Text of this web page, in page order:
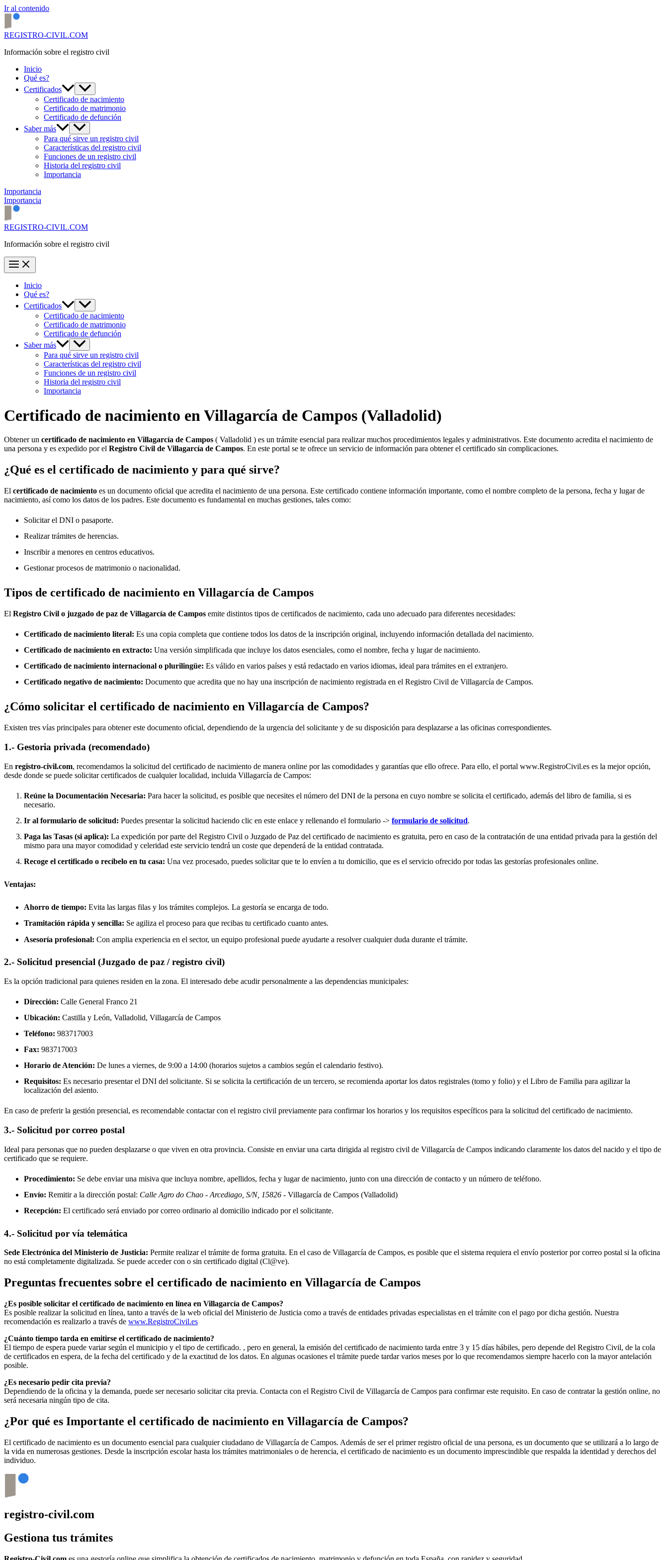
Ir al contenido
REGISTRO-CIVIL.COM
Información sobre el registro civil
Inicio
Qué es?
Certificados
Certificado de nacimiento
Certificado de matrimonio
Certificado de defunción
Saber más
Para qué sirve un registro civil
Características del registro civil
Funciones de un registro civil
Historia del registro civil
Importancia
Importancia
Importancia
REGISTRO-CIVIL.COM
Información sobre el registro civil
Inicio
Qué es?
Certificados
Certificado de nacimiento
Certificado de matrimonio
Certificado de defunción
Saber más
Para qué sirve un registro civil
Características del registro civil
Funciones de un registro civil
Historia del registro civil
Importancia
Certificado de nacimiento en Villagarcía de Campos (Valladolid)
Obtener un certificado de nacimiento en Villagarcía de Campos ( Valladolid ) es un trámite esencial para realizar muchos procedimientos legales y administrativos. Este documento acredita el nacimiento de
una persona y es expedido por el Registro Civil de Villagarcía de Campos. En este portal se te ofrece un servicio de información para obtener el certificado sin complicaciones.
¿Qué es el certificado de nacimiento y para qué sirve?
El certificado de nacimiento es un documento oficial que acredita el nacimiento de una persona. Este certificado contiene información importante, como el nombre completo de la persona, fecha y lugar de
nacimiento, así como los datos de los padres. Este documento es fundamental en muchas gestiones, tales como:
Solicitar el DNI o pasaporte.
Realizar trámites de herencias.
Inscribir a menores en centros educativos.
Gestionar procesos de matrimonio o nacionalidad.
Tipos de certificado de nacimiento en Villagarcía de Campos
El Registro Civil o juzgado de paz de Villagarcía de Campos emite distintos tipos de certificados de nacimiento, cada uno adecuado para diferentes necesidades:
Certificado de nacimiento literal: Es una copia completa que contiene todos los datos de la inscripción original, incluyendo información detallada del nacimiento.
Certificado de nacimiento en extracto: Una versión simplificada que incluye los datos esenciales, como el nombre, fecha y lugar de nacimiento.
Certificado de nacimiento internacional o plurilingüe: Es válido en varios países y está redactado en varios idiomas, ideal para trámites en el extranjero.
Certificado negativo de nacimiento: Documento que acredita que no hay una inscripción de nacimiento registrada en el Registro Civil de Villagarcía de Campos.
¿Cómo solicitar el certificado de nacimiento en Villagarcía de Campos?
Existen tres vías principales para obtener este documento oficial, dependiendo de la urgencia del solicitante y de su disposición para desplazarse a las oficinas correspondientes.
1.- Gestoria privada (recomendado)
En registro-civil.com, recomendamos la solicitud del certificado de nacimiento de manera online por las comodidades y garantías que ello ofrece. Para ello, el portal www.RegistroCivil.es es la mejor opción,
desde donde se puede solicitar certificados de cualquier localidad, incluida Villagarcía de Campos:
Reúne la Documentación Necesaria: Para hacer la solicitud, es posible que necesites el número del DNI de la persona en cuyo nombre se solicita el certificado, además del libro de familia, si es
necesario.
Ir al formulario de solicitud: Puedes presentar la solicitud haciendo clic en este enlace y rellenando el formulario -> formulario de solicitud.
Paga las Tasas (si aplica): La expedición por parte del Registro Civil o Juzgado de Paz del certificado de nacimiento es gratuita, pero en caso de la contratación de una entidad privada para la gestión del
mismo para una mayor comodidad y celeridad este servicio tendrá un coste que dependerá de la entidad contratada.
Recoge el certificado o recíbelo en tu casa: Una vez procesado, puedes solicitar que te lo envíen a tu domicilio, que es el servicio ofrecido por todas las gestorías profesionales online.
Ventajas:
Ahorro de tiempo: Evita las largas filas y los trámites complejos. La gestoría se encarga de todo.
Tramitación rápida y sencilla: Se agiliza el proceso para que recibas tu certificado cuanto antes.
Asesoría profesional: Con amplia experiencia en el sector, un equipo profesional puede ayudarte a resolver cualquier duda durante el trámite.
2.- Solicitud presencial (Juzgado de paz / registro civil)
Es la opción tradicional para quienes residen en la zona. El interesado debe acudir personalmente a las dependencias municipales:
Dirección: Calle General Franco 21
Ubicación: Castilla y León, Valladolid, Villagarcía de Campos
Teléfono: 983717003
Fax: 983717003
Horario de Atención: De lunes a viernes, de 9:00 a 14:00 (horarios sujetos a cambios según el calendario festivo).
Requisitos: Es necesario presentar el DNI del solicitante. Si se solicita la certificación de un tercero, se recomienda aportar los datos registrales (tomo y folio) y el Libro de Familia para agilizar la
localización del asiento.
En caso de preferir la gestión presencial, es recomendable contactar con el registro civil previamente para confirmar los horarios y los requisitos específicos para la solicitud del certificado de nacimiento.
3.- Solicitud por correo postal
Ideal para personas que no pueden desplazarse o que viven en otra provincia. Consiste en enviar una carta dirigida al registro civil de Villagarcía de Campos indicando claramente los datos del nacido y el tipo de
certificado que se requiere.
Procedimiento: Se debe enviar una misiva que incluya nombre, apellidos, fecha y lugar de nacimiento, junto con una dirección de contacto y un número de teléfono.
Envío: Remitir a la dirección postal: Calle Agro do Chao - Arcediago, S/N, 15826 - Villagarcía de Campos (Valladolid)
Recepción: El certificado será enviado por correo ordinario al domicilio indicado por el solicitante.
4.- Solicitud por vía telemática
Sede Electrónica del Ministerio de Justicia: Permite realizar el trámite de forma gratuita. En el caso de Villagarcía de Campos, es posible que el sistema requiera el envío posterior por correo postal si la oficina
no está completamente digitalizada. Se puede acceder con o sin certificado digital (Cl@ve).
Preguntas frecuentes sobre el certificado de nacimiento en Villagarcía de Campos
¿Es posible solicitar el certificado de nacimiento en línea en Villagarcía de Campos?
Es posible realizar la solicitud en línea, tanto a través de la web oficial del Ministerio de Justicia como a través de entidades privadas especialistas en el trámite con el pago por dicha gestión. Nuestra
recomendación es realizarlo a través de www.RegistroCivil.es
¿Cuánto tiempo tarda en emitirse el certificado de nacimiento?
El tiempo de espera puede variar según el municipio y el tipo de certificado. , pero en general, la emisión del certificado de nacimiento tarda entre 3 y 15 días hábiles, pero depende del Registro Civil, de la cola
de certificados en espera, de la fecha del certificado y de la exactitud de los datos. En algunas ocasiones el trámite puede tardar varios meses por lo que recomendamos siempre hacerlo con la mayor antelación
posible.
¿Es necesario pedir cita previa?
Dependiendo de la oficina y la demanda, puede ser necesario solicitar cita previa. Contacta con el Registro Civil de Villagarcía de Campos para confirmar este requisito. En caso de contratar la gestión online, no
será necesaria ningún tipo de cita.
¿Por qué es Importante el certificado de nacimiento en Villagarcía de Campos?
El certificado de nacimiento es un documento esencial para cualquier ciudadano de Villagarcía de Campos. Además de ser el primer registro oficial de una persona, es un documento que se utilizará a lo largo de
la vida en numerosas gestiones. Desde la inscripción escolar hasta los trámites matrimoniales o de herencia, el certificado de nacimiento es un documento imprescindible que respalda la identidad y derechos del
individuo.
registro-civil.com
Gestiona tus trámites